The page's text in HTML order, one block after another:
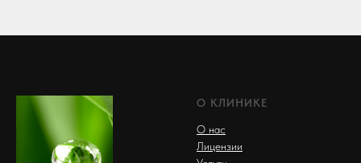
О КЛИНИКЕ
О нас
Лицензии